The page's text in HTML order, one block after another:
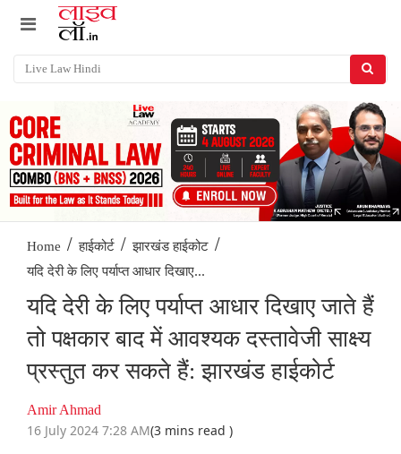
Home / हाईकोर्ट / झारखंड हाईकोट /
यदि देरी के लिए पर्याप्त आधार दिखाए...
यदि देरी के लिए पर्याप्त आधार दिखाए जाते हैं
तो पक्षकार बाद में आवश्यक दस्तावेजी साक्ष्य
प्रस्तुत कर सकते हैं: झारखंड हाईकोर्ट
Amir Ahmad
16 July 2024 7:28 AM(3 mins read )